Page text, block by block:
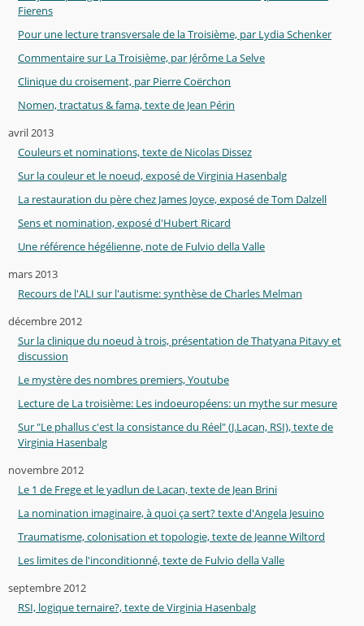
Fierens
Pour une lecture transversale de la Troisième, par Lydia Schenker
Commentaire sur La Troisième, par Jérôme La Selve
Clinique du croisement, par Pierre Coërchon
Nomen, tractatus & fama, texte de Jean Périn
avril 2013
Couleurs et nominations, texte de Nicolas Dissez
Sur la couleur et le noeud, exposé de Virginia Hasenbalg
La restauration du père chez James Joyce, exposé de Tom Dalzell
Sens et nomination, exposé d'Hubert Ricard
Une référence hégélienne, note de Fulvio della Valle
mars 2013
Recours de l'ALI sur l'autisme: synthèse de Charles Melman
décembre 2012
Sur la clinique du noeud à trois, présentation de Thatyana Pitavy et
discussion
Le mystère des nombres premiers, Youtube
Lecture de La troisième: Les indoeuropéens: un mythe sur mesure
Sur "Le phallus c'est la consistance du Réel" (J.Lacan, RSI), texte de
Virginia Hasenbalg
novembre 2012
Le 1 de Frege et le yadlun de Lacan, texte de Jean Brini
La nomination imaginaire, à quoi ça sert? texte d'Angela Jesuino
Traumatisme, colonisation et topologie, texte de Jeanne Wiltord
Les limites de l'inconditionné, texte de Fulvio della Valle
septembre 2012
RSI, logique ternaire?, texte de Virginia Hasenbalg